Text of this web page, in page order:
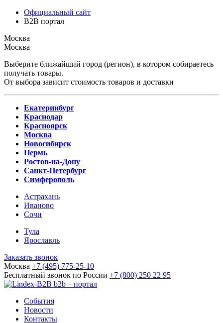
Официальный сайт
B2B портал
Москва
Москва
Выберите ближайший город (регион), в котором собираетесь
получать товары.
От выбора зависит стоимость товаров и доставки
Екатеринбург
Краснодар
Красноярск
Москва
Новосибирск
Пермь
Ростов-на-Дону
Санкт-Петербург
Симферополь
Астрахань
Иваново
Сочи
Тула
Ярославль
Заказать звонок
Москва +7 (495) 775-25-10
Бесплатный звонок по России +7 (800) 250 22 95
b2b – портал
События
Новости
Контакты